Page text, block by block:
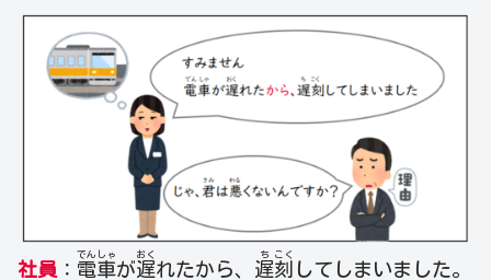
社員 ： 電
でん
車
しゃ
が遅
おく
れたから、 遅
ち
刻
こく
してしまいました。